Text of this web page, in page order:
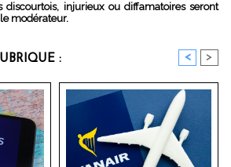
discourtois, injurieux ou diffamatoires seront
modérateur.
: < >